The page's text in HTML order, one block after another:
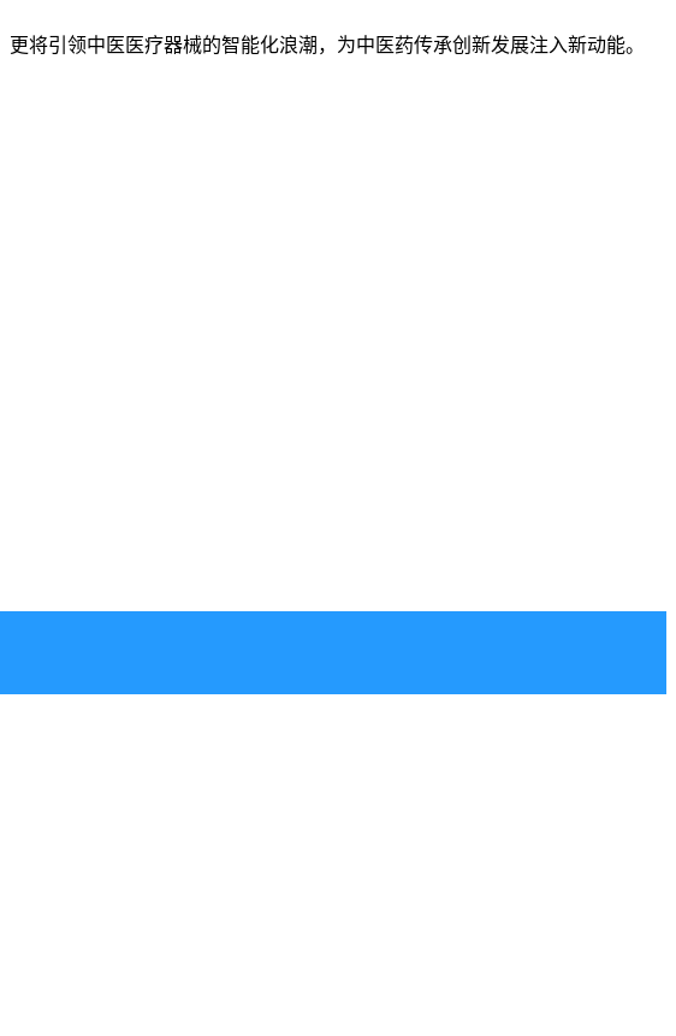
将引领中医医疗器械的智能化浪潮，为中医药传承创新发展注入新动能。